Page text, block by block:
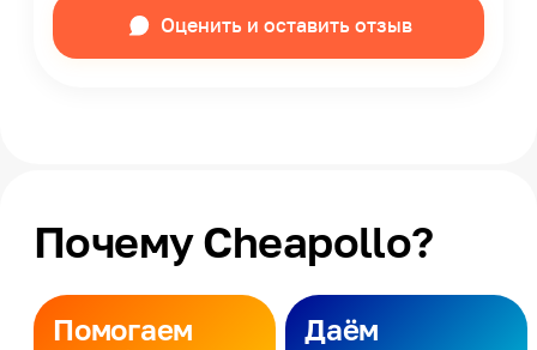
Оценить и оставить отзыв
Почему Cheapollo?
Помогаем
Даём